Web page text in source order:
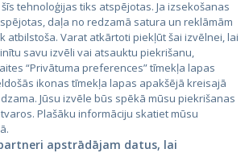
tehnoloģijas tiks atspējotas. Ja izsekošanas
daļa no redzamā satura un reklāmām
atbilstoša. Varat atkārtoti piekļūt šai izvēlnei, lai
savu izvēli vai atsauktu piekrišanu,
“Privātuma preferences” tīmekļa lapas
ikonas tīmekļa lapas apakšējā kreisajā
Jūsu izvēle būs spēkā mūsu piekrišanas
Plašāku informāciju skatiet mūsu
apstrādājam datus, lai